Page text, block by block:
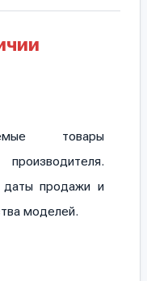
товары
даты продажи и
моделей.